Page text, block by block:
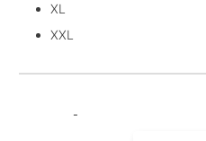
XL
XXL